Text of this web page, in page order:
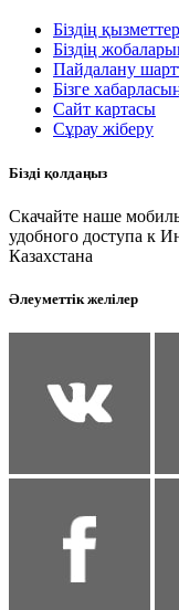
Біздің
Біздің
Пайдалану
Бізге
Сайт картасы
Сұрау жіберу
Бізді қолдаңыз
Скачайте наше
удобного доступа к
Казахстана
Әлеуметтік желілер